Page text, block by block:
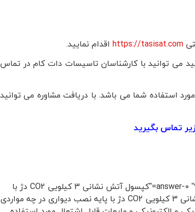
https://tasisat.com اقدام نمایید.
می توانید با کارشناسان تاسیسات دات کام در تماس
استفاده شما می باشد. با دریافت مشاوره می توانید
تماس بگیرید
[sc_fs_multi_faq headline-0=”h2″ question-0=”کپسول آتش نشانی 3 کیلویی CO2 دژ با پایه نصب دیواری به صورت ساده می باشد یا چرخدار؟” answer-0=”کپسول آتش نشانی 3 کیلویی CO2 دژ با
پایه نصب دیواری با توجه به وزن پایینی که دارد به صورت ساده و دستی موجود است.” image-0=”” headline-1=”h2″ question-1=”کپسول آتش نشانی 3 کیلویی CO2 دژ با پایه نصب دیواری در چه مواردی